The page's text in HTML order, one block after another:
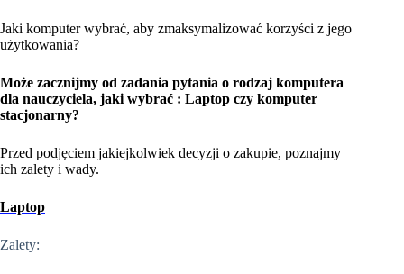
Jaki komputer wybrać, aby zmaksymalizować korzyści z jego
użytkowania?
Może zacznijmy od zadania pytania o rodzaj komputera
dla nauczyciela, jaki wybrać : Laptop czy komputer
stacjonarny?
Przed podjęciem jakiejkolwiek decyzji o zakupie, poznajmy
ich zalety i wady.
Laptop
Zalety: